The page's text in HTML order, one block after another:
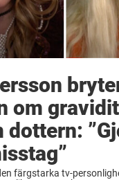
om
dottern:
färgstarka tv-